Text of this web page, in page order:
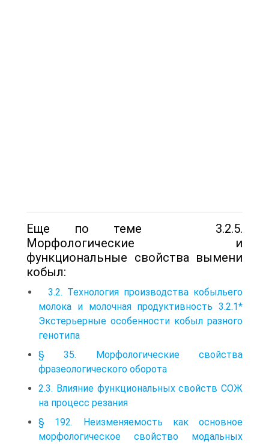
Еще по теме 3.2.5.
Морфологические и
функциональные свойства вымени
кобыл:
3.2. Технология производства кобыльего
молока и молочная продуктивность 3.2.1*
Экстерьерные особенности кобыл разного
генотипа
§ 35. Морфологические свойства
фразеологического оборота
2.3. Влияние функциональных свойств СОЖ
на процесс резания
§ 192. Неизменяемость как основное
морфологическое свойство модальных